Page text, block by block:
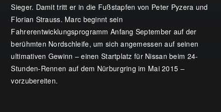
Sieger. Damit tritt er in die Fußstapfen von Peter Pyzera und
Florian Strauss. Marc beginnt sein
Fahrerentwicklungsprogramm Anfang September auf der
berühmten Nordschleife, um sich angemessen auf seinen
ultimativen Gewinn – einen Startplatz für Nissan beim 24-
Stunden-Rennen auf dem Nürburgring im Mai 2015 –
vorzubereiten.